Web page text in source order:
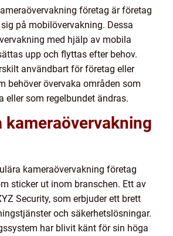
företag är företag
på mobilövervakning. Dessa
med hjälp av mobila
upp och flyttas efter behov.
användbart för företag eller
behöver övervaka områden som
eller som regelbundet ändras.
kameraövervakning
kameraövervakning företag
sticker ut inom branschen. Ett av
Security, som erbjuder ett brett
och säkerhetslösningar.
har blivit känt för sin höga